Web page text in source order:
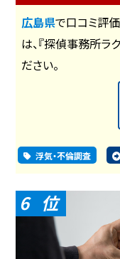
広島県で口コミ評
は、『探偵事務所ラ
ださい。
浮気・不倫調査
6